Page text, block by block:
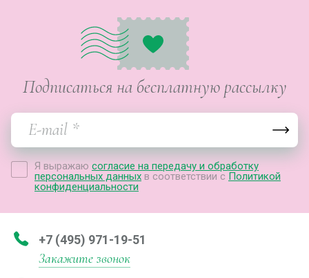
Подписаться на бесплатную рассылку
Я выражаю согласие на передачу и обработку
персональных данных в соответствии с Политикой
конфиденциальности
+7 (495) 971-19-51
Закажите звонок